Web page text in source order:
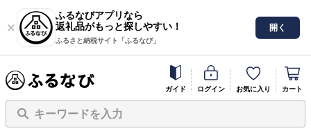
ふるなびアプリなら
返礼品がもっと探しやすい！
ふるさと納税サイト「ふるなび」
開く
ガイド ログイン お気に入り カート
キーワードを入力